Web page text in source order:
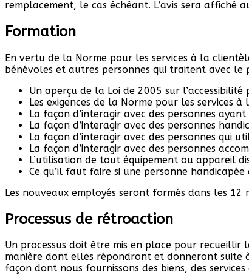
remplacement, le cas échéant. L’avis sera affiché
Formation
En vertu de la Norme pour les services à la
bénévoles et autres personnes qui traitent avec
Un aperçu de la Loi de 2005 sur
Les exigences de la Norme pour les services
La façon d’interagir avec des personnes
La façon d’interagir avec des personnes
La façon d’interagir avec des personnes qui
La façon d’interagir avec des personnes
L’utilisation de tout équipement ou appareil
Ce qu’il faut faire si une personne
Les nouveaux employés seront formés dans les
Processus de rétroaction
Un processus doit être mis en place pour recueillir
manière dont elles répondront et donneront suite
façon dont nous fournissons des biens, des